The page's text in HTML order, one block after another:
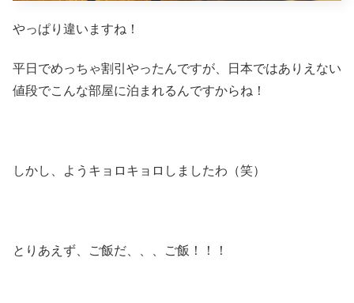
やっぱり違いますね！
平日でめっちゃ割引やったんですが、日本ではありえない
値段でこんな部屋に泊まれるんですからね！
しかし、ようキョロキョロしましたわ（笑）
とりあえず、ご飯だ、、、ご飯！！！